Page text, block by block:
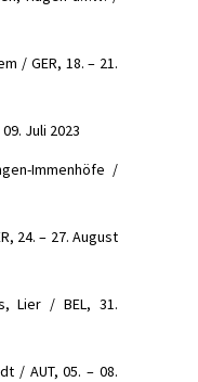
/ GER, 18. – 21.
Juli 2023
Immenhöfe /
24. – 27. August
Lier / BEL, 31.
/ AUT, 05. – 08.